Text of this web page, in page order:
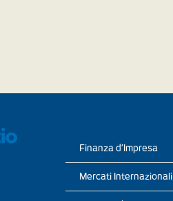
Finanza d’Impresa
Mercati Internazionali